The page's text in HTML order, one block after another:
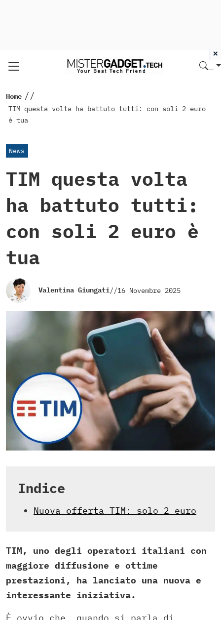
Home //
TIM questa volta ha battuto tutti: con soli 2 euro
è tua
News
TIM questa volta
ha battuto tutti:
con soli 2 euro è
tua
Valentina Giungati//16 Novembre 2025
Indice
Nuova offerta TIM: solo 2 euro
TIM, uno degli operatori italiani con
maggiore diffusione e ottime
prestazioni, ha lanciato una nuova e
interessante iniziativa.
×